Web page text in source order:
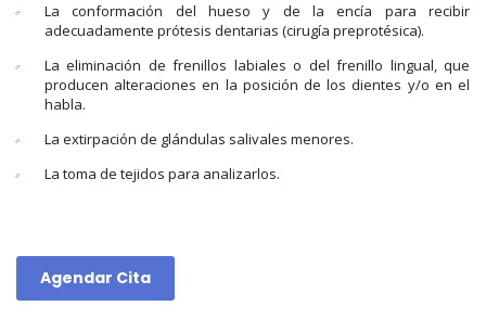
La conformación del hueso y de la encía para recibir
adecuadamente prótesis dentarias (cirugía preprotésica).
La eliminación de frenillos labiales o del frenillo lingual, que
producen alteraciones en la posición de los dientes y/o en el
habla.
La extirpación de glándulas salivales menores.
La toma de tejidos para analizarlos.
Agendar Cita